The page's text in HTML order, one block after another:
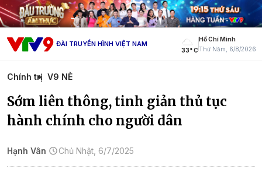
ĐÀI TRUYỀN HÌNH VIỆT NAM
33° C
Hồ Chí Minh
Thứ Năm, 6/8/2026
Chính trị V9 NÈ
Sớm liên thông, tinh giản thủ tục
hành chính cho người dân
Hạnh Vân Chủ Nhật, 6/7/2025